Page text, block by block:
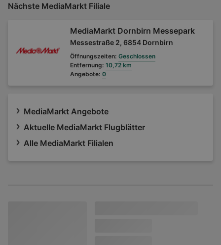
Nächste MediaMarkt Filiale
MediaMarkt Dornbirn Messepark
Messestraße 2, 6854 Dornbirn
Öffnungszeiten: Geschlossen
Entfernung: 10,72 km
Angebote: 0
MediaMarkt Angebote
Aktuelle MediaMarkt Flugblätter
Alle MediaMarkt Filialen